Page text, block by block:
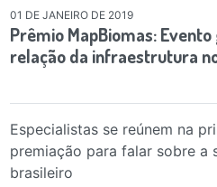
01 DE JANEIRO DE 2019
Prêmio MapBiomas:
relação da infraestrutura
Especialistas se reúnem na
premiação para falar sobre a
brasileiro